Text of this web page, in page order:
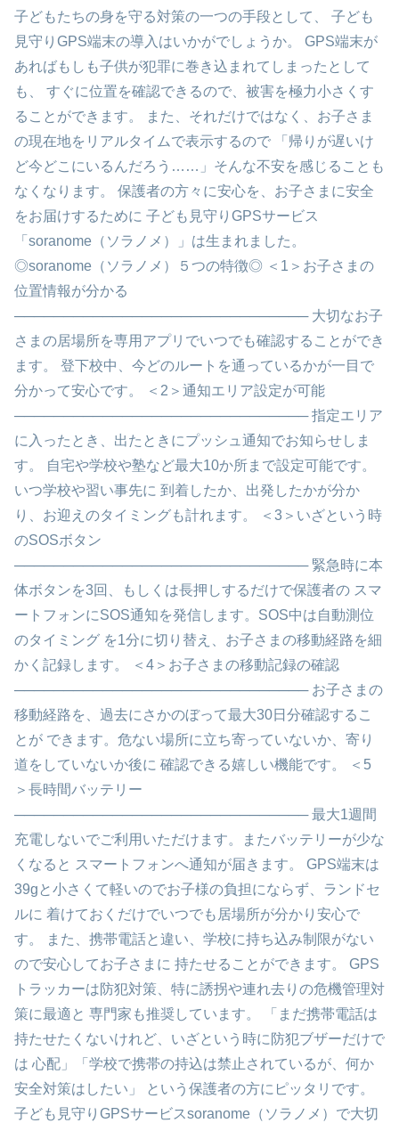
子どもたちの身を守る対策の一つの手段として、 子ども
見守りGPS端末の導入はいかがでしょうか。 GPS端末が
あればもしも子供が犯罪に巻き込まれてしまったとして
も、 すぐに位置を確認できるので、被害を極力小さくす
ることができます。 また、それだけではなく、お子さま
の現在地をリアルタイムで表示するので 「帰りが遅いけ
ど今どこにいるんだろう……」そんな不安を感じることも
なくなります。 保護者の方々に安心を、お子さまに安全
をお届けするために 子ども見守りGPSサービス
「soranome（ソラノメ）」は生まれました。
◎soranome（ソラノメ）５つの特徴◎ ＜1＞お子さまの
位置情報が分かる
────────────────────────────── 大切なお子
さまの居場所を専用アプリでいつでも確認することができ
ます。 登下校中、今どのルートを通っているかが一目で
分かって安心です。 ＜2＞通知エリア設定が可能
────────────────────────────── 指定エリア
に入ったとき、出たときにプッシュ通知でお知らせしま
す。 自宅や学校や塾など最大10か所まで設定可能です。
いつ学校や習い事先に 到着したか、出発したかが分か
り、お迎えのタイミングも計れます。 ＜3＞いざという時
のSOSボタン
────────────────────────────── 緊急時に本
体ボタンを3回、もしくは長押しするだけで保護者の スマ
ートフォンにSOS通知を発信します。SOS中は自動測位
のタイミング を1分に切り替え、お子さまの移動経路を細
かく記録します。 ＜4＞お子さまの移動記録の確認
────────────────────────────── お子さまの
移動経路を、過去にさかのぼって最大30日分確認するこ
とが できます。危ない場所に立ち寄っていないか、寄り
道をしていないか後に 確認できる嬉しい機能です。 ＜5
＞長時間バッテリー
────────────────────────────── 最大1週間
充電しないでご利用いただけます。またバッテリーが少な
くなると スマートフォンへ通知が届きます。 GPS端末は
39gと小さくて軽いのでお子様の負担にならず、ランドセ
ルに 着けておくだけでいつでも居場所が分かり安心で
す。 また、携帯電話と違い、学校に持ち込み制限がない
ので安心してお子さまに 持たせることができます。 GPS
トラッカーは防犯対策、特に誘拐や連れ去りの危機管理対
策に最適と 専門家も推奨しています。 「まだ携帯電話は
持たせたくないけれど、いざという時に防犯ブザーだけで
は 心配」「学校で携帯の持込は禁止されているが、何か
安全対策はしたい」 という保護者の方にピッタリです。
子ども見守りGPSサービスsoranome（ソラノメ）で大切